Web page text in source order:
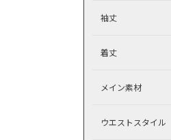
袖丈
着丈
メイン素材
ウエストスタイル